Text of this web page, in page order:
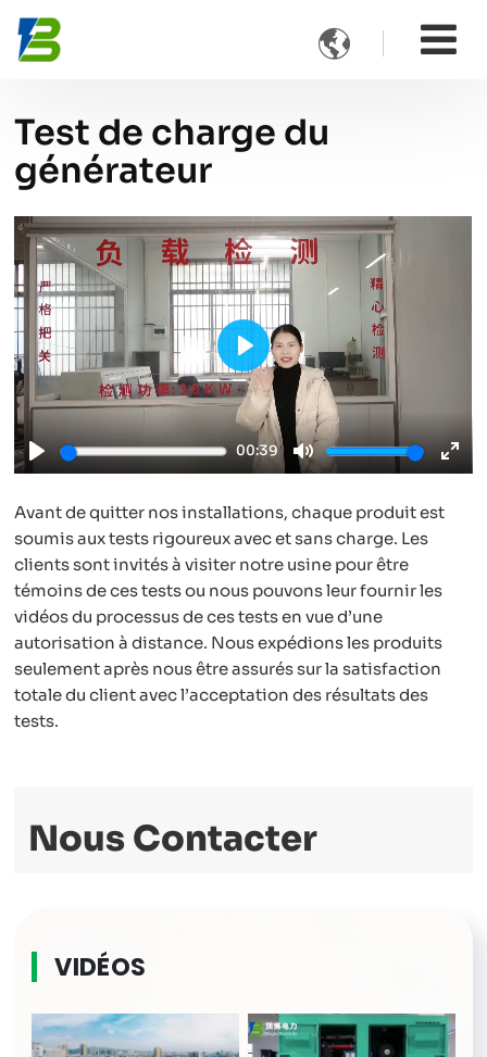

Test de charge du
générateur
Play
00:39
Mute
Play
Avant de quitter nos installations, chaque produit est
soumis aux tests rigoureux avec et sans charge. Les
clients sont invités à visiter notre usine pour être
témoins de ces tests ou nous pouvons leur fournir les
vidéos du processus de ces tests en vue d’une
autorisation à distance. Nous expédions les produits
seulement après nous être assurés sur la satisfaction
totale du client avec l’acceptation des résultats des
tests.
Nous Contacter
VIDÉOS